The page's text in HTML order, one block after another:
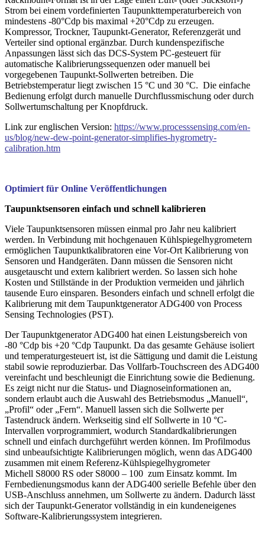
Strom bei einem vordefinierten Taupunkttemperaturbereich von
mindestens -80°Cdp bis maximal +20°Cdp zu erzeugen.
Kompressor, Trockner, Taupunkt-Generator, Referenzgerät und
Verteiler sind optional ergänzbar. Durch kundenspezifische
Anpassungen lässt sich das DCS-System PC-gesteuert für
automatische Kalibrierungssequenzen oder manuell bei
vorgegebenen Taupunkt-Sollwerten betreiben. Die
Betriebstemperatur liegt zwischen 15 °C und 30 °C. Die einfache
Bedienung erfolgt durch manuelle Durchflussmischung oder durch
Sollwertumschaltung per Knopfdruck.
Link zur englischen Version: https://www.processsensing.com/en-
us/blog/new-dew-point-generator-simplifies-hygrometry-
calibration.htm
Optimiert für Online Veröffentlichungen
Taupunktsensoren einfach und schnell kalibrieren
Viele Taupunktsensoren müssen einmal pro Jahr neu kalibriert
werden. In Verbindung mit hochgenauen Kühlspiegelhygrometern
ermöglichen Taupunktkalibratoren eine Vor-Ort Kalibrierung von
Sensoren und Handgeräten. Dann müssen die Sensoren nicht
ausgetauscht und extern kalibriert werden. So lassen sich hohe
Kosten und Stillstände in der Produktion vermeiden und jährlich
tausende Euro einsparen. Besonders einfach und schnell erfolgt die
Kalibrierung mit dem Taupunktgenerator ADG400 von Process
Sensing Technologies (PST).
Der Taupunktgenerator ADG400 hat einen Leistungsbereich von
-80 °Cdp bis +20 °Cdp Taupunkt. Da das gesamte Gehäuse isoliert
und temperatur­gesteuert ist, ist die Sättigung und damit die Leistung
stabil sowie reproduzierbar. Das Vollfarb-Touchscreen des ADG400
vereinfacht und beschleunigt die Einrichtung sowie die Bedienung.
Es zeigt nicht nur die Status- und Diagnoseinformationen an,
sondern erlaubt auch die Auswahl des Betriebsmodus „Manuell“,
„Profil“ oder „Fern“. Manuell lassen sich die Sollwerte per
Tastendruck ändern. Werkseitig sind elf Sollwerte in 10 °C-
Intervallen vorprogrammiert, wodurch Standardkalibrierungen
schnell und einfach durchgeführt werden können. Im Profilmodus
sind unbeaufsichtigte Kalibrierungen möglich, wenn das ADG400
zusammen mit einem Referenz-Kühlspiegelhygrometer
Michell S8000 RS oder S8000 – 100 zum Einsatz kommt. Im
Fernbedienungsmodus kann der ADG400 serielle Befehle über den
USB-Anschluss annehmen, um Sollwerte zu ändern. Dadurch lässt
sich der Taupunkt-Generator vollständig in ein kundeneigenes
Software-Kalibrierungssystem integrieren.